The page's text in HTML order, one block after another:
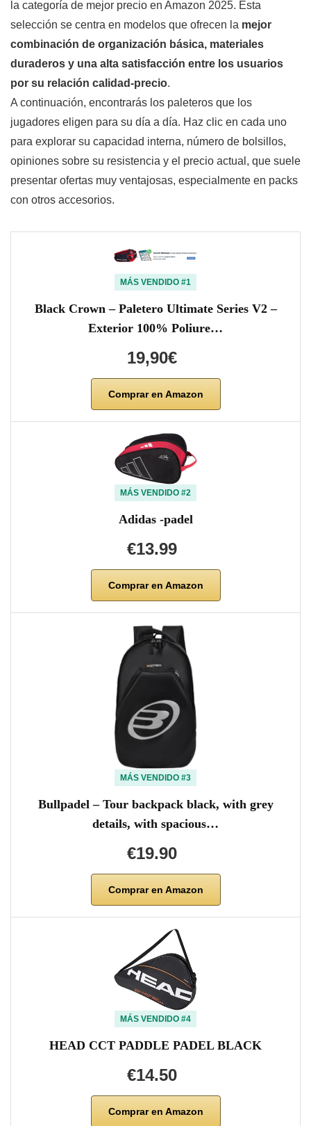
la categoría de mejor precio en Amazon 2025. Esta
selección se centra en modelos que ofrecen la mejor
combinación de organización básica, materiales
duraderos y una alta satisfacción entre los usuarios
por su relación calidad-precio.
A continuación, encontrarás los paleteros que los
jugadores eligen para su día a día. Haz clic en cada uno
para explorar su capacidad interna, número de bolsillos,
opiniones sobre su resistencia y el precio actual, que suele
presentar ofertas muy ventajosas, especialmente en packs
con otros accesorios.
MÁS VENDIDO #1
Black Crown – Paletero Ultimate Series V2 –
Exterior 100% Poliure…
19,90€
Comprar en Amazon
MÁS VENDIDO #2
Adidas -padel
€13.99
Comprar en Amazon
MÁS VENDIDO #3
Bullpadel – Tour backpack black, with grey
details, with spacious…
€19.90
Comprar en Amazon
MÁS VENDIDO #4
HEAD CCT PADDLE PADEL BLACK
€14.50
Comprar en Amazon